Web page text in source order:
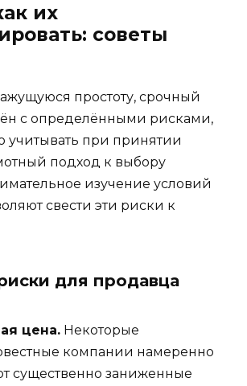
их
советы
простоту, срочный
с определёнными рисками,
учитывать при принятии
подход к выбору
изучение условий
свести эти риски к
для продавца
цена. Некоторые
компании намеренно
существенно заниженные